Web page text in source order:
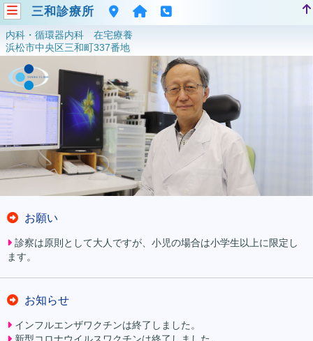
三和診療所
内科・循環器内科 在宅療養
浜松市中央区三和町337番地
お願い
診察は原則として大人ですが、小児の場合は小学生以上に限定し
ます。
お知らせ
インフルエンザワクチンは終了しました。